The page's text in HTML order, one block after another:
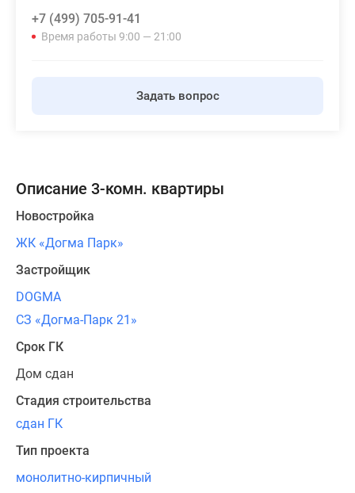
+7 (499) 705-91-41
Время работы 9:00 — 21:00
Задать вопрос
Описание 3-комн. квартиры
Новостройка
ЖК «Догма Парк»
Застройщик
DOGMA
СЗ «Догма-Парк 21»
Срок ГК
Дом сдан
Стадия строительства
сдан ГК
Тип проекта
монолитно-кирпичный